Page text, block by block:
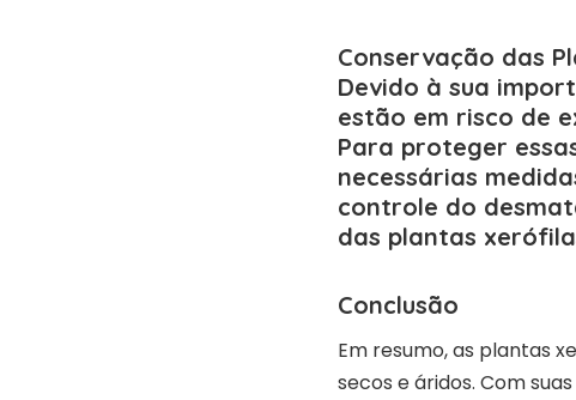
Conservação das
Devido à sua
estão em risco de
Para proteger
necessárias
controle do
das plantas
Conclusão
Em resumo, as plantas
secos e áridos. Com